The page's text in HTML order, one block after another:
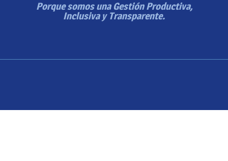
Porque somos una Gestión Productiva,
Inclusiva y Transparente.